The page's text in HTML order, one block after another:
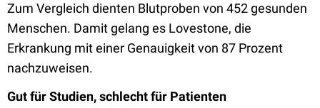
Zum Vergleich dienten Blutproben von 452 gesunden
Menschen. Damit gelang es Lovestone, die
Erkrankung mit einer Genauigkeit von 87 Prozent
nachzuweisen.
Gut für Studien, schlecht für Patienten